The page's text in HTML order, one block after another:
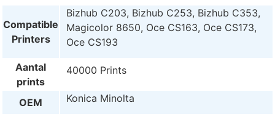
Compatible
Printers
Bizhub C203, Bizhub C253, Bizhub C353,
Magicolor 8650, Oce CS163, Oce CS173,
Oce CS193
Aantal
prints
40000 Prints
OEM Konica Minolta